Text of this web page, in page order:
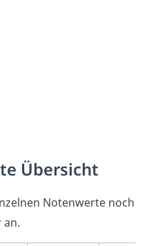
Übersicht
Notenwerte noch
an.